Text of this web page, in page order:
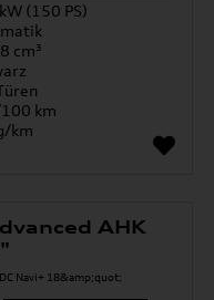
(150 PS)
cm³
km
km
AHK